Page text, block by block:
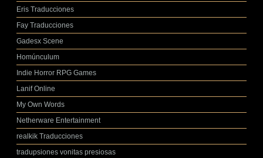
Eris Traducciones
Fay Traducciones
Gadesx Scene
Homúnculum
Indie Horror RPG Games
Lanif Online
My Own Words
Netherware Entertainment
realkik Traducciones
tradupsiones vonitas presiosas